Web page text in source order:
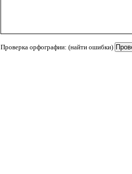
Проверка орфографии: (найти ошибки)